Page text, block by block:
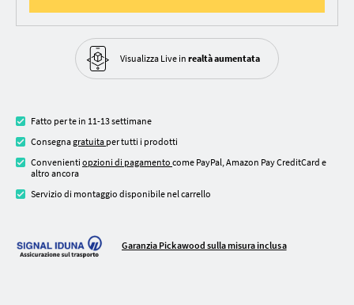
Visualizza Live in realtà aumentata
Fatto per te in 11-13 settimane
Consegnagratuita per tutti i prodotti
Convenienti opzioni di pagamento come PayPal, Amazon Pay CreditCard e
altro ancora
Servizio di montaggio disponibile nel carrello
Garanzia Pickawood sulla misura inclusa